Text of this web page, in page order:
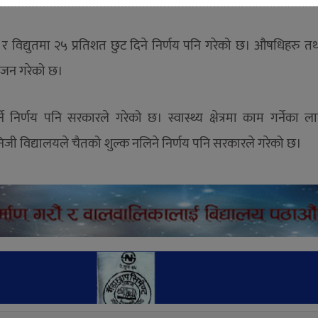
र विद्युतमा २५ प्रतिशत छुट दिने निर्णय पनि गरेको छ। औषधिहरु
गरेको छ।
निर्णय पनि सरकारले गरेको छ। स्वास्थ्य क्षेत्रमा काम गर्नेका
विद्यालयले चैतको शुल्क नलिने निर्णय पनि सरकारले गरेको छ।